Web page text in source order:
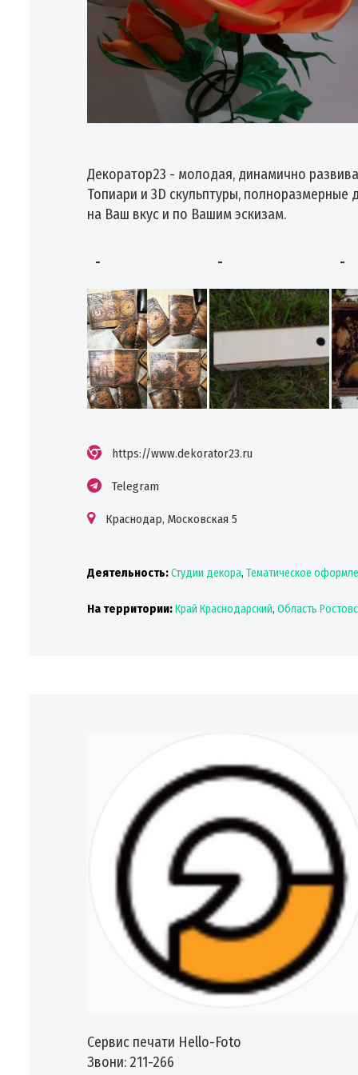
Декоратор23 - молодая, динамично
Топиари и 3D скульптуры,
на Ваш вкус и по Вашим эскизам.
- - -
https://www.dekorator23.ru
Telegram
Краснодар, Московская 5
Деятельность:Студии декора, Тематическое
На территории:Край Краснодарский, Область
Сервис печати Hello-Foto
Звони: 211-266